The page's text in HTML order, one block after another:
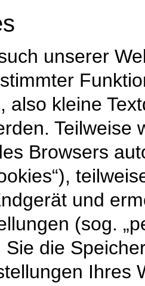
unserer
also kleine
Teilweise
Browsers
und
(sog.
Sie die
Ihres